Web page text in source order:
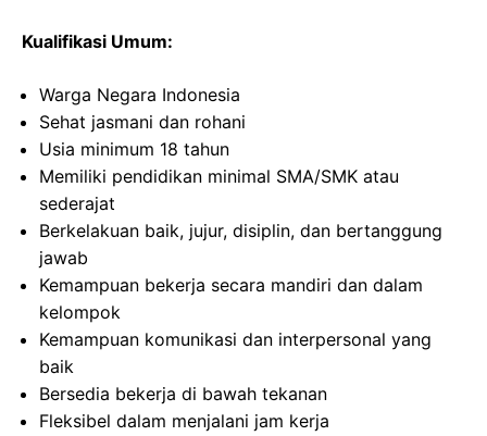
Kualifikasi Umum:
Warga Negara Indonesia
Sehat jasmani dan rohani
Usia minimum 18 tahun
Memiliki pendidikan minimal SMA/SMK atau
sederajat
Berkelakuan baik, jujur, disiplin, dan bertanggung
jawab
Kemampuan bekerja secara mandiri dan dalam
kelompok
Kemampuan komunikasi dan interpersonal yang
baik
Bersedia bekerja di bawah tekanan
Fleksibel dalam menjalani jam kerja